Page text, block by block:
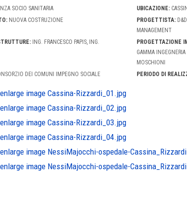
SOCIO SANITARIA UBICAZIONE:
NUOVA COSTRUZIONE PROGETTISTA:
MANAGEMENT
ING. FRANCESCO PAPIS, ING.
PROGETTAZIONE
GAMMA
MOSCHIONI
DEI COMUNI IMPEGNO SOCIALE PERIODO DI